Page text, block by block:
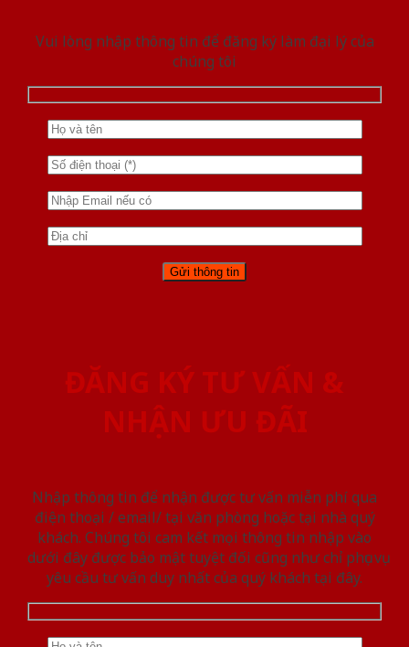
Vui lòng nhập thông tin để đăng ký làm đại lý của
chúng tôi
ĐĂNG KÝ TƯ VẤN &
NHẬN ƯU ĐÃI
Nhập thông tin để nhận được tư vấn miễn phí qua
điện thoại / email/ tại văn phòng hoặc tại nhà quý
khách. Chúng tôi cam kết mọi thông tin nhập vào
dưới đây được bảo mật tuyệt đối cũng như chỉ phục vụ
yêu cầu tư vấn duy nhất của quý khách tại đây.